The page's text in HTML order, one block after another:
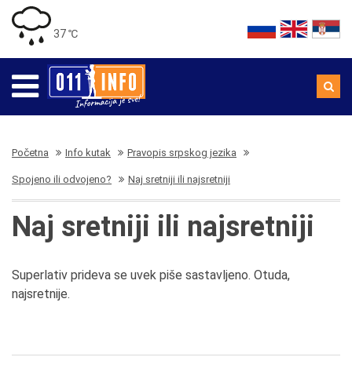
37 ℃
Početna Info kutak Pravopis srpskog jezika
Spojeno ili odvojeno? Naj sretniji ili najsretniji
Naj sretniji ili najsretniji
Superlativ prideva se uvek piše sastavljeno. Otuda,
najsretnije.